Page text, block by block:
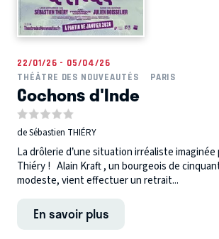
22/01/26 - 05/04/26
THÉÂTRE DES NOUVEAUTÉS
PARIS
Cochons d'Inde
de Sébastien THIÉRY
La drôlerie d’une situation irréaliste imaginée
Thiéry ! Alain Kraft , un bourgeois de
modeste, vient effectuer un retrait...
En savoir plus